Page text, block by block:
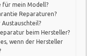
für mein Modell?
Reparaturen?
beim Hersteller?
wenn der Hersteller